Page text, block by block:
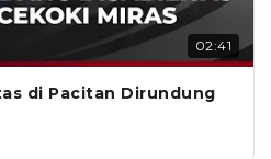
02:41
di Pacitan Dirundung